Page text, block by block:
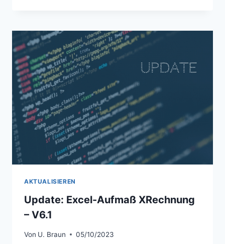
V
6.2
AKTUALISIEREN
Update: Excel-Aufmaß XRechnung
– V6.1
Von U. Braun 05/10/2023